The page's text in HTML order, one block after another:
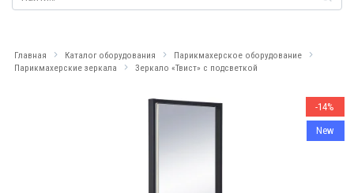
for:
Главная Каталог оборудования
Парикмахерское оборудование
Парикмахерские зеркала
Зеркало «Твист» с подсветкой
-14%
New